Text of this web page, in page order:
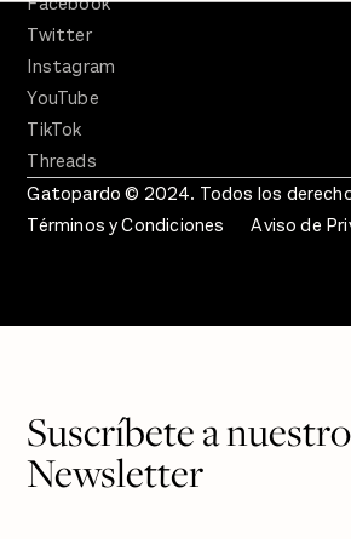
Twitter
Instagram
YouTube
TikTok
Threads
Gatopardo © 2024. Todos los
Términos y Condiciones
Aviso de
Suscríbete a nuestro
Newsletter